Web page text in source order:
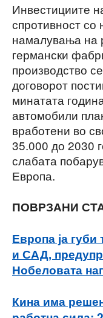
Инвестициите
спротивност со
намалувања на
германски
производство
договорот
минатата
автомобили
вработени во
35.000 до 2030
слабата
Европа.
ПОВРЗАНИ
Европа ја
и САД,
Нобеловата
Кина има